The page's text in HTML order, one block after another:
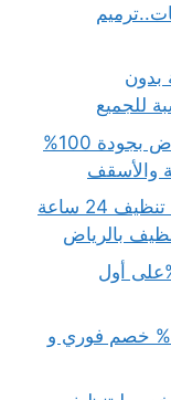
بدون
مقاول معالجة تعشيش الخرسانة بالرياض بجودة 100%
والأسقف
افضل شركات التنظيف بالرياض خدمة تنظيف 24 ساعة
بالرياض
بيوت الرياض..خصم20%على أول
توزيع الإنارة في السقف بالرياض بـ23% خصم فوري و